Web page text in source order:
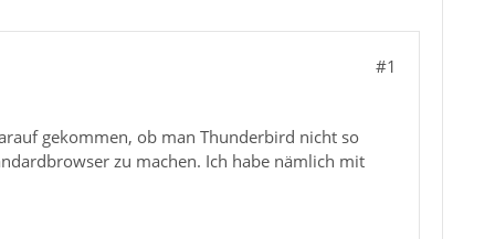
#1
gekommen, ob man Thunderbird nicht so
zu machen. Ich habe nämlich mit